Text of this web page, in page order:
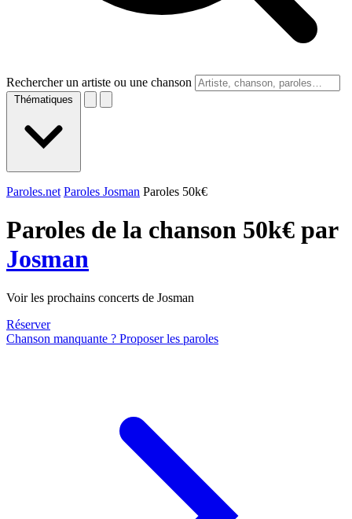
Rechercher un artiste ou une chanson
Thématiques
Paroles.net Paroles Josman Paroles 50k€
Paroles de la chanson 50k€ par
Josman
Voir les prochains concerts de Josman
Réserver
Chanson manquante ? Proposer les paroles